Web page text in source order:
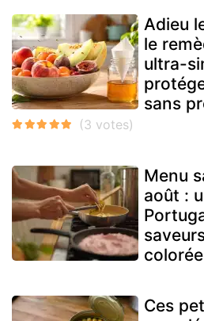
Adieu
le
ultra-
sans
Menu
août :
Ces